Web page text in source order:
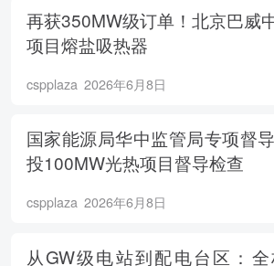
再获350MW级订单！北京巴威
项目熔盐吸热器
cspplaza 2026年6月8日
国家能源局华中监管局专项督
投100MW光热项目督导检查
cspplaza 2026年6月8日
从GW级电站到配电台区：